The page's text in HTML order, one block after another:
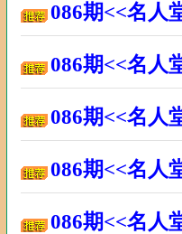
086期<<名
086期<<名人
086期<<名人
086期<<名人
086期<<名